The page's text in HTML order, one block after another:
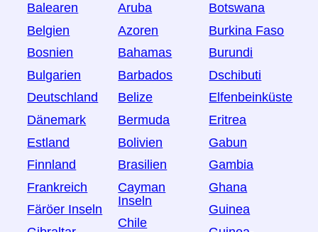
Balearen
Belgien
Bosnien
Bulgarien
Deutschland
Dänemark
Estland
Finnland
Frankreich
Färöer Inseln
Aruba
Azoren
Bahamas
Barbados
Belize
Bermuda
Bolivien
Brasilien
Cayman
Inseln
Chile
Botswana
Burkina Faso
Burundi
Dschibuti
Elfenbeinküste
Eritrea
Gabun
Gambia
Ghana
Guinea